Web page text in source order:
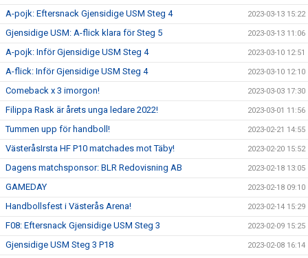
A-pojk: Eftersnack Gjensidige USM Steg 4 2023-03-13 15:22
Gjensidige USM: A-flick klara för Steg 5 2023-03-13 11:06
A-pojk: Inför Gjensidige USM Steg 4 2023-03-10 12:51
A-flick: Inför Gjensidige USM Steg 4 2023-03-10 12:10
Comeback x 3 imorgon! 2023-03-03 17:30
Filippa Rask är årets unga ledare 2022! 2023-03-01 11:56
Tummen upp för handboll! 2023-02-21 14:55
VästeråsIrsta HF P10 matchades mot Täby! 2023-02-20 15:52
Dagens matchsponsor: BLR Redovisning AB 2023-02-18 13:05
GAMEDAY 2023-02-18 09:10
Handbollsfest i Västerås Arena! 2023-02-14 15:29
F08: Eftersnack Gjensidige USM Steg 3 2023-02-09 15:25
Gjensidige USM Steg 3 P18 2023-02-08 16:14